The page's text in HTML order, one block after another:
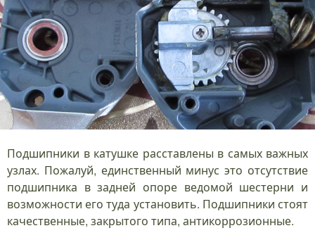
Подшипники в катушке расставлены в самых важных
узлах. Пожалуй, единственный минус это отсутствие
подшипника в задней опоре ведомой шестерни и
возможности его туда установить. Подшипники стоят
качественные, закрытого типа, антикоррозионные.